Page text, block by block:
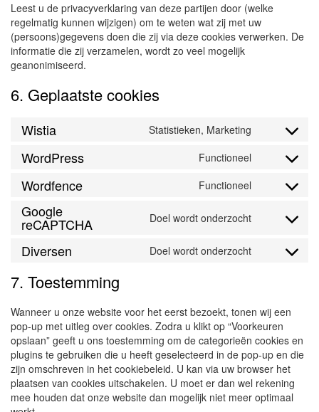
Leest u de privacyverklaring van deze partijen door (welke
regelmatig kunnen wijzigen) om te weten wat zij met uw
(persoons)gegevens doen die zij via deze cookies verwerken. De
informatie die zij verzamelen, wordt zo veel mogelijk
geanonimiseerd.
6. Geplaatste cookies
Wistia Statistieken, Marketing
Consent
service
WordPress Functioneel
Consent
service
Wordfence Functioneel
Consent
service
Google
reCAPTCHA Doel wordt onderzocht
Consent
service
Diversen Doel wordt onderzocht
Consent
7. Toestemming
Wanneer u onze website voor het eerst bezoekt, tonen wij een
pop-up met uitleg over cookies. Zodra u klikt op “Voorkeuren
opslaan” geeft u ons toestemming om de categorieën cookies en
plugins te gebruiken die u heeft geselecteerd in de pop-up en die
zijn omschreven in het cookiebeleid. U kan via uw browser het
plaatsen van cookies uitschakelen. U moet er dan wel rekening
mee houden dat onze website dan mogelijk niet meer optimaal